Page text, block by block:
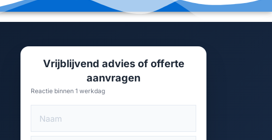
Vrijblijvend advies of offerte
aanvragen
Reactie binnen 1 werkdag